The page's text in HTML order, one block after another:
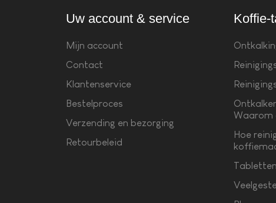
Uw account & service
Mijn account
Contact
Klantenservice
Bestelproces
Verzending en bezorging
Retourbeleid
Koffie-
Waarom
Hoe